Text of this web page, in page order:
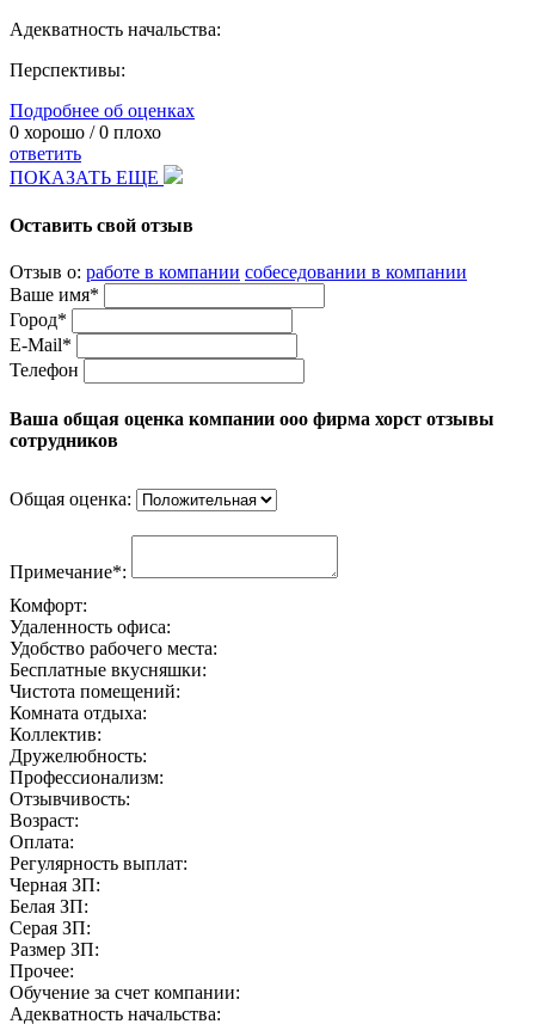
Адекватность начальства:
Перспективы:
Подробнее об оценках
0 хорошо /0 плохо
ответить
ПОКАЗАТЬ ЕЩЕ
Оставить свой отзыв
Отзыв о: работе в компании собеседовании в компании
Ваше имя*
Город*
E-Mail*
Телефон
Ваша общая оценка компании ооо фирма хорст отзывы
сотрудников
Общая оценка:
Примечание*:
Комфорт:
Удаленность офиса:
Удобство рабочего места:
Бесплатные вкусняшки:
Чистота помещений:
Комната отдыха:
Коллектив:
Дружелюбность:
Профессионализм:
Отзывчивость:
Возраст:
Оплата:
Регулярность выплат:
Черная ЗП:
Белая ЗП:
Серая ЗП:
Размер ЗП:
Прочее:
Обучение за счет компании:
Адекватность начальства: